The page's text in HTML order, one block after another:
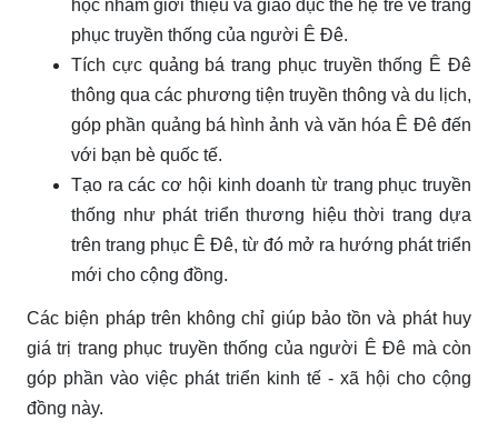
học nhằm giới thiệu và giáo dục thế hệ trẻ về trang
phục truyền thống của người Ê Đê.
Tích cực quảng bá trang phục truyền thống Ê Đê
thông qua các phương tiện truyền thông và du lịch,
góp phần quảng bá hình ảnh và văn hóa Ê Đê đến
với bạn bè quốc tế.
Tạo ra các cơ hội kinh doanh từ trang phục truyền
thống như phát triển thương hiệu thời trang dựa
trên trang phục Ê Đê, từ đó mở ra hướng phát triển
mới cho cộng đồng.
Các biện pháp trên không chỉ giúp bảo tồn và phát huy
giá trị trang phục truyền thống của người Ê Đê mà còn
góp phần vào việc phát triển kinh tế - xã hội cho cộng
đồng này.